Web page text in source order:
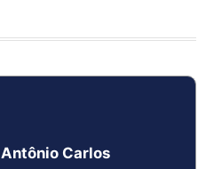
Antônio Carlos